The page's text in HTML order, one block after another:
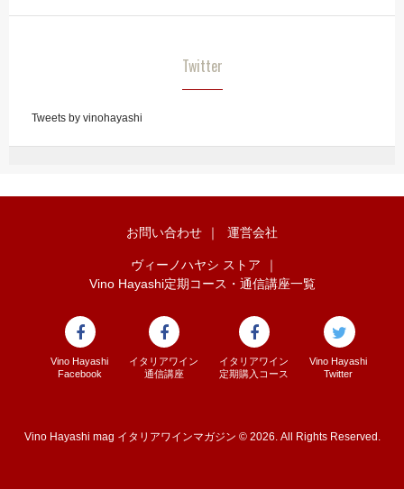
Twitter
Tweets by vinohayashi
お問い合わせ ｜ 運営会社
ヴィーノハヤシ ストア
｜
Vino Hayashi定期コース・通信講座一覧
Vino Hayashi
Facebook
イタリアワイン
通信講座
イタリアワイン
定期購入コース
Vino Hayashi
Twitter
Vino Hayashi mag イタリアワインマガジン © 2026. All Rights Reserved.